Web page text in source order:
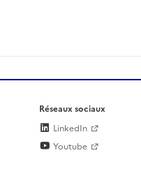
Réseaux sociaux
LinkedIn
Youtube